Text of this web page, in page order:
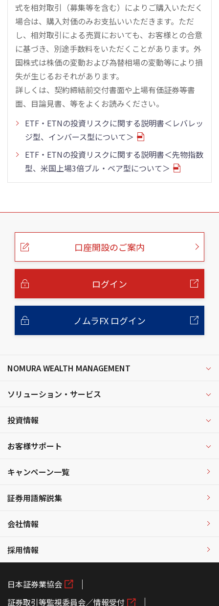
式を相対取引（募集等を含む）によりご購入いただく
場合は、購入対価のみお支払いいただきます。ただ
し、相対取引による売買においても、お客様との合意
に基づき、別途手数料をいただくことがあります。外
国株式は株価の変動および為替相場の変動等により損
失が生じるおそれがあります。
詳しくは、契約締結前交付書面や上場有価証券等書
面、目論見書、等をよくお読みください。
ETF・ETNの投資リスクに関する説明書＜レバレッ
ジ型、インバース型について＞
ETF・ETNの投資リスクに関する説明書＜先物指数
型、米国上場3倍ブル・ベア型について＞
こ
口座開設のご案内
ログイン
ノムラFX ログイン
NOMURA WEALTH MANAGEMENT
ソリューション・サービス
投資情報
お客様サポート
キャンペーン一覧
証券用語解説集
会社情報
採用情報
日本証券業協会
証券取引等監視委員会／情報受付